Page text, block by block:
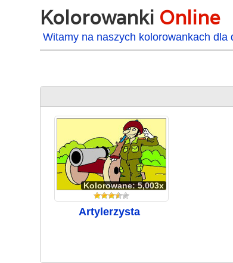
Kolorowanki Online
Witamy na naszych kolorowankach dla
Kolorowane: 5,003x
Artylerzysta